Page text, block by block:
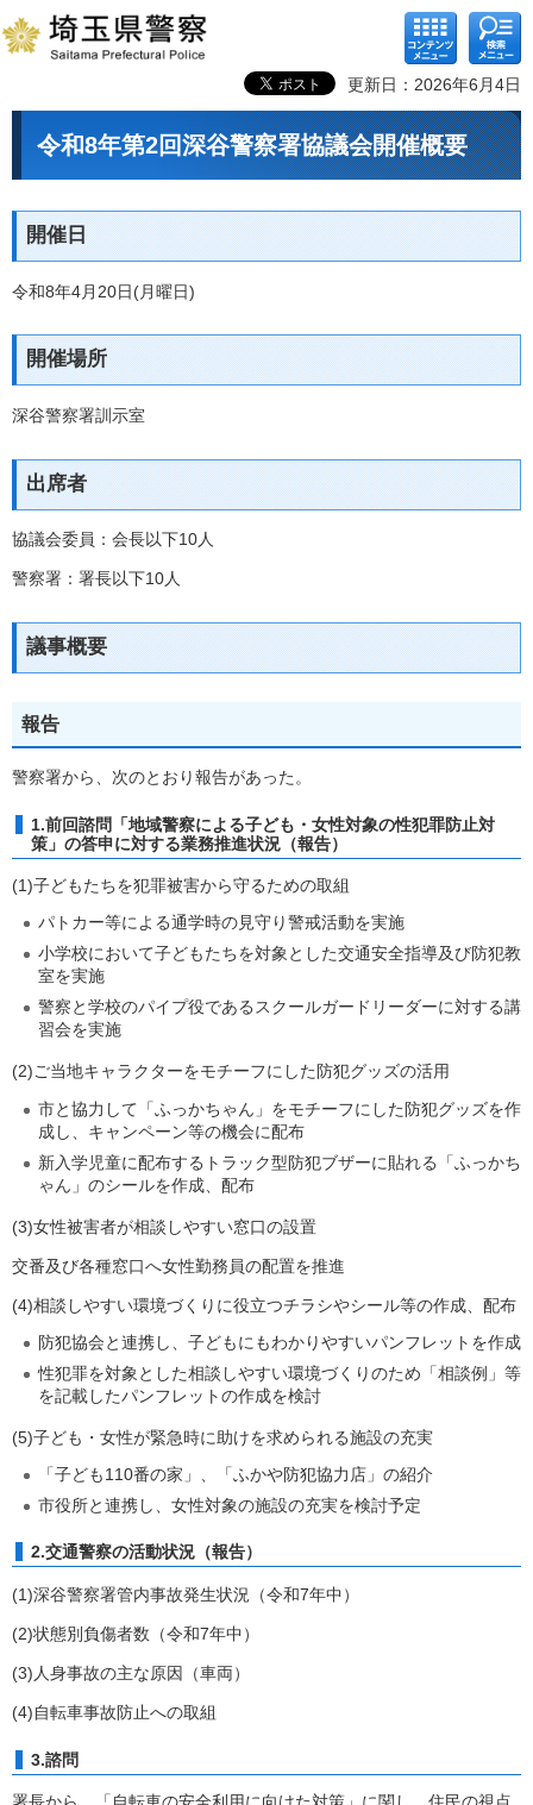
コンテ
ンツメ
ニュー
検索メ
ニュー
更新日：2026年6月4日
令和8年第2回深谷警察署協議会開催概要
開催日
令和8年4月20日(月曜日)
開催場所
深谷警察署訓示室
出席者
協議会委員：会長以下10人
警察署：署長以下10人
議事概要
報告
警察署から、次のとおり報告があった。
1.前回諮問「地域警察による子ども・女性対象の性犯罪防止対
策」の答申に対する業務推進状況（報告）
(1)子どもたちを犯罪被害から守るための取組
パトカー等による通学時の見守り警戒活動を実施
小学校において子どもたちを対象とした交通安全指導及び防犯教
室を実施
警察と学校のパイプ役であるスクールガードリーダーに対する講
習会を実施
(2)ご当地キャラクターをモチーフにした防犯グッズの活用
市と協力して「ふっかちゃん」をモチーフにした防犯グッズを作
成し、キャンペーン等の機会に配布
新入学児童に配布するトラック型防犯ブザーに貼れる「ふっかち
ゃん」のシールを作成、配布
(3)女性被害者が相談しやすい窓口の設置
交番及び各種窓口へ女性勤務員の配置を推進
(4)相談しやすい環境づくりに役立つチラシやシール等の作成、配布
防犯協会と連携し、子どもにもわかりやすいパンフレットを作成
性犯罪を対象とした相談しやすい環境づくりのため「相談例」等
を記載したパンフレットの作成を検討
(5)子ども・女性が緊急時に助けを求められる施設の充実
「子ども110番の家」、「ふかや防犯協力店」の紹介
市役所と連携し、女性対象の施設の充実を検討予定
2.交通警察の活動状況（報告）
(1)深谷警察署管内事故発生状況（令和7年中）
(2)状態別負傷者数（令和7年中）
(3)人身事故の主な原因（車両）
(4)自転車事故防止への取組
3.諮問